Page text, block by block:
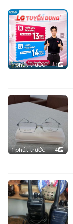
1 phút trước 1
1 phút trước 4